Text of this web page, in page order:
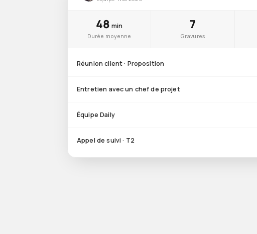
48 min
Durée moyenne
7
Gravures
Réunion client · Proposition
Entretien avec un chef de projet
Équipe Daily
Appel de suivi · T2